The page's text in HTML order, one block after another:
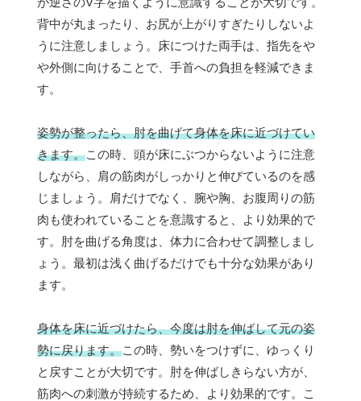
背中が丸まったり、お尻が上がりすぎたりしないよ
うに注意しましょう。床につけた両手は、指先をや
や外側に向けることで、手首への負担を軽減できま
す。
姿勢が整ったら、肘を曲げて身体を床に近づけてい
きます。この時、頭が床にぶつからないように注意
しながら、肩の筋肉がしっかりと伸びているのを感
じましょう。肩だけでなく、腕や胸、お腹周りの筋
肉も使われていることを意識すると、より効果的で
す。肘を曲げる角度は、体力に合わせて調整しまし
ょう。最初は浅く曲げるだけでも十分な効果があり
ます。
身体を床に近づけたら、今度は肘を伸ばして元の姿
勢に戻ります。この時、勢いをつけずに、ゆっくり
と戻すことが大切です。肘を伸ばしきらない方が、
筋肉への刺激が持続するため、より効果的です。こ